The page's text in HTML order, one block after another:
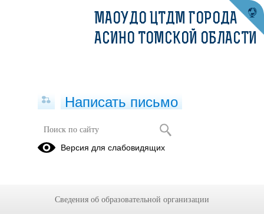
МАОУДО ЦТДМ ГОРОДА
АСИНО ТОМСКОЙ ОБЛАСТИ
Написать письмо
Версия для слабовидящих
Сведения об образовательной организации